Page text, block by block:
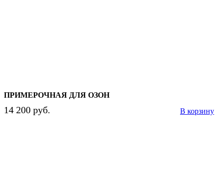
ПРИМЕРОЧНАЯ ДЛЯ ОЗОН
14 200 руб. В корзину